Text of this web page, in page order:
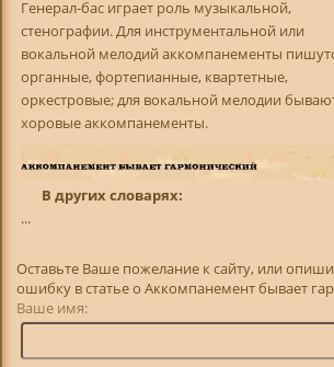
Генерал-бас играет роль музыкальной,
стенографии. Для инструментальной или
вокальной мелодий аккомпанементы
органные, фортепианные, квартетные,
оркестровые; для вокальной мелодии
хоровые аккомпанементы.
В других словарях:
...
Оставьте Ваше пожелание к сайту, или
ошибку в статье о Аккомпанемент бывает
Ваше имя: